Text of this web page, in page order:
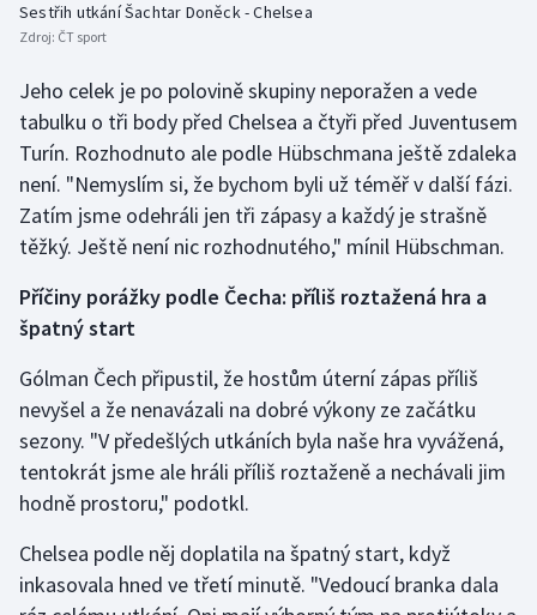
Sportovní střelba
Stolní tenis
Triatlon
Veslování
Volejbal
Ostatní
Sestřih utkání Šachtar Doněck - Chelsea
Zdroj: ČT sport
Jeho celek je po polovině skupiny neporažen a vede
tabulku o tři body před Chelsea a čtyři před Juventusem
Turín. Rozhodnuto ale podle Hübschmana ještě zdaleka
není. "Nemyslím si, že bychom byli už téměř v další fázi.
Zatím jsme odehráli jen tři zápasy a každý je strašně
těžký. Ještě není nic rozhodnutého," mínil Hübschman.
Příčiny porážky podle Čecha: příliš roztažená hra a
špatný start
Gólman Čech připustil, že hostům úterní zápas příliš
nevyšel a že nenavázali na dobré výkony ze začátku
sezony. "V předešlých utkáních byla naše hra vyvážená,
tentokrát jsme ale hráli příliš roztaženě a nechávali jim
hodně prostoru," podotkl.
Chelsea podle něj doplatila na špatný start, když
inkasovala hned ve třetí minutě. "Vedoucí branka dala